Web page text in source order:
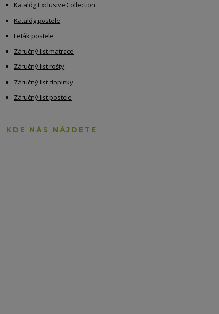
Katalóg Exclusive Collection
Katalóg postele
Leták postele
Záručný list matrace
Záručný list rošty
Záručný list doplnky
Záručný list postele
KDE NÁS NÁJDETE